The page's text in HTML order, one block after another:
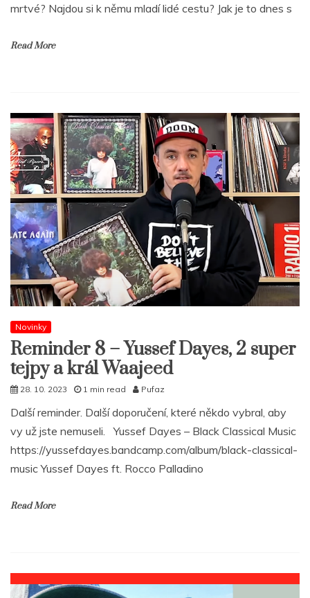
mrtvé? Najdou si k němu mladí lidé cestu? Jak je to dnes s
Read More
Novinky
Reminder 8 – Yussef Dayes, 2 super
tejpy a král Waajeed
28. 10. 2023 1 min read Pufaz
Další reminder. Další doporučení, které někdo vybral, aby
vy už jste nemuseli. Yussef Dayes – Black Classical Music
https://yussefdayes.bandcamp.com/album/black-classical-
music Yussef Dayes ft. Rocco Palladino
Read More